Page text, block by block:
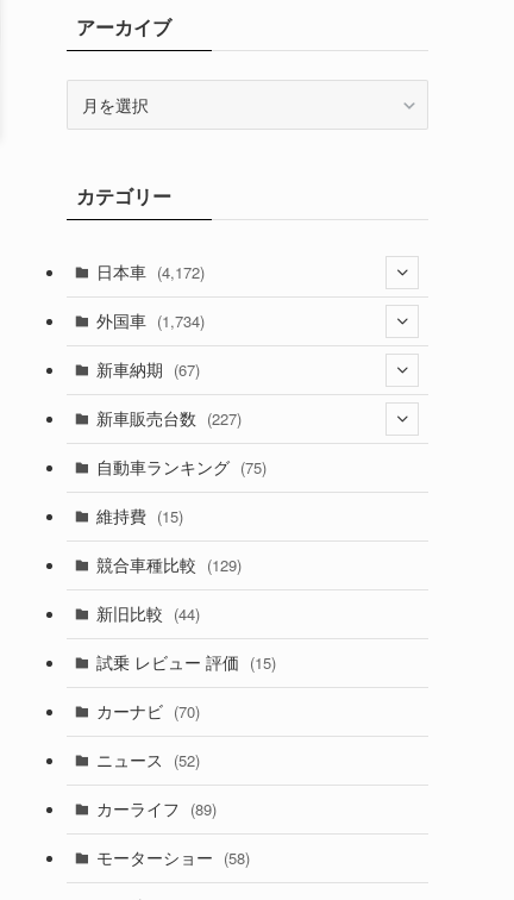
アーカイブ
ブカテゴリー
日本車 (4,172)
(1,321)
(329)
(525)
(357)
(328)
(194)
(230)
(253)
外国車 (1,734)
(188)
(242)
(85)
(84)
(14)
(222)
(50)
(43)
(6)
(9)
(58)
(28)
(27)
(26)
新車納期 (67)
(28)
(8)
(3)
(3)
(5)
(1)
新車販売台数 (227)
(21)
(5)
(7)
(5)
(8)
自動車ランキング (75)
維持費 (15)
競合車種比較 (129)
新旧比較 (44)
試乗 レビュー 評価 (15)
カーナビ (70)
ニュース (52)
カーライフ (89)
モーターショー (58)